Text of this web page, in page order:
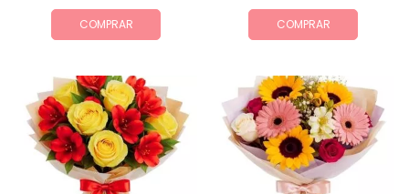
COMPRAR COMPRAR